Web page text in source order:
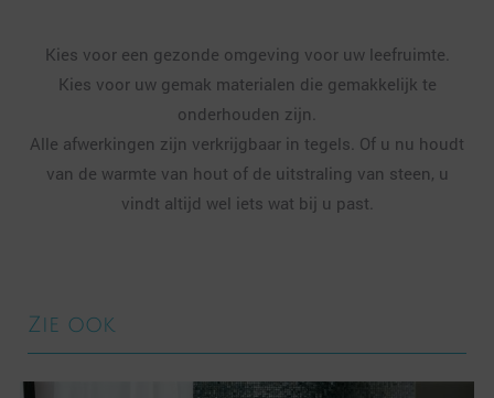
Kies voor een gezonde omgeving voor uw leefruimte.
Kies voor uw gemak materialen die gemakkelijk te
onderhouden zijn.
Alle afwerkingen zijn verkrijgbaar in tegels. Of u nu houdt
van de warmte van hout of de uitstraling van steen, u
vindt altijd wel iets wat bij u past.
Zie ook